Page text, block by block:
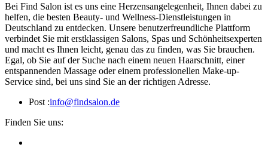
Bei Find Salon ist es uns eine Herzensangelegenheit, Ihnen dabei zu
helfen, die besten Beauty- und Wellness-Dienstleistungen in
Deutschland zu entdecken. Unsere benutzerfreundliche Plattform
verbindet Sie mit erstklassigen Salons, Spas und Schönheitsexperten
und macht es Ihnen leicht, genau das zu finden, was Sie brauchen.
Egal, ob Sie auf der Suche nach einem neuen Haarschnitt, einer
entspannenden Massage oder einem professionellen Make-up-
Service sind, bei uns sind Sie an der richtigen Adresse.
Post :info@findsalon.de
Finden Sie uns: